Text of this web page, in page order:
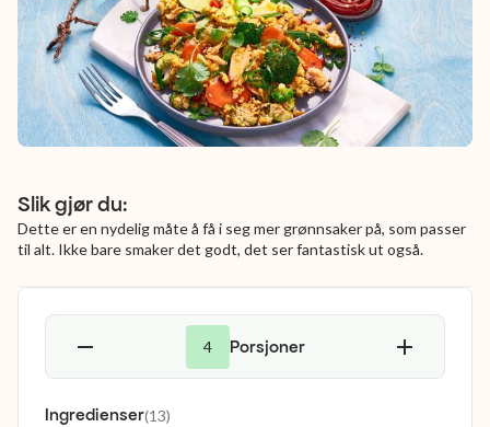
Slik gjør du:
Dette er en nydelig måte å få i seg mer grønnsaker på, som passer
til alt. Ikke bare smaker det godt, det ser fantastisk ut også.
4 Porsjoner
Ingredienser(13)